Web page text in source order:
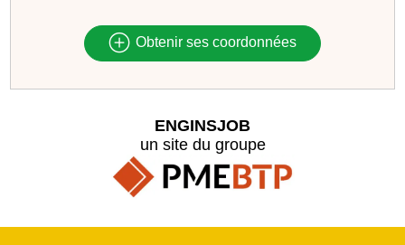
Obtenir ses coordonnées
ENGINSJOB
un site du groupe